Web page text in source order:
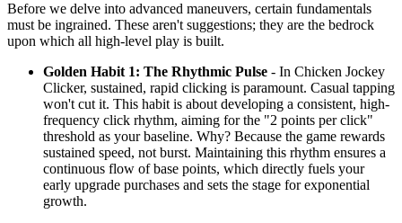
Before we delve into advanced maneuvers, certain fundamentals
must be ingrained. These aren't suggestions; they are the bedrock
upon which all high-level play is built.
Golden Habit 1: The Rhythmic Pulse - In Chicken Jockey
Clicker, sustained, rapid clicking is paramount. Casual tapping
won't cut it. This habit is about developing a consistent, high-
frequency click rhythm, aiming for the "2 points per click"
threshold as your baseline. Why? Because the game rewards
sustained speed, not burst. Maintaining this rhythm ensures a
continuous flow of base points, which directly fuels your
early upgrade purchases and sets the stage for exponential
growth.